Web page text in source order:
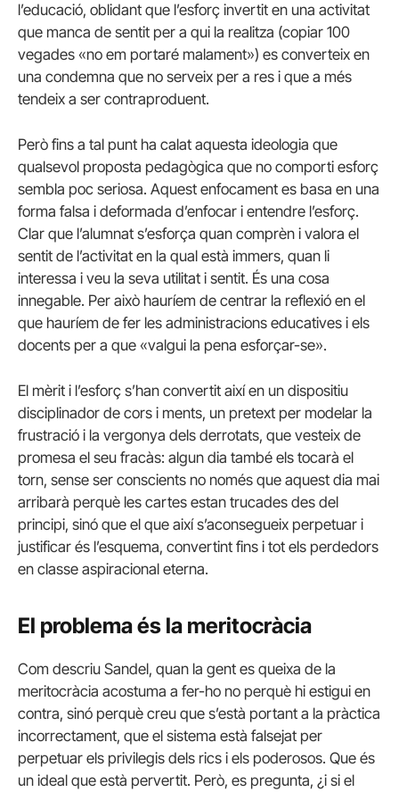
l’educació, oblidant que l’esforç invertit en una activitat
que manca de sentit per a qui la realitza (copiar 100
vegades «no em portaré malament») es converteix en
una condemna que no serveix per a res i que a més
tendeix a ser contraproduent.
Però fins a tal punt ha calat aquesta ideologia que
qualsevol proposta pedagògica que no comporti esforç
sembla poc seriosa. Aquest enfocament es basa en una
forma falsa i deformada d’enfocar i entendre l’esforç.
Clar que l’alumnat s’esforça quan comprèn i valora el
sentit de l’activitat en la qual està immers, quan li
interessa i veu la seva utilitat i sentit. És una cosa
innegable. Per això hauríem de centrar la reflexió en el
que hauríem de fer les administracions educatives i els
docents per a que «valgui la pena esforçar-se».
El mèrit i l’esforç s’han convertit així en un dispositiu
disciplinador de cors i ments, un pretext per modelar la
frustració i la vergonya dels derrotats, que vesteix de
promesa el seu fracàs: algun dia també els tocarà el
torn, sense ser conscients no només que aquest dia mai
arribarà perquè les cartes estan trucades des del
principi, sinó que el que així s’aconsegueix perpetuar i
justificar és l’esquema, convertint fins i tot els perdedors
en classe aspiracional eterna.
El problema és la meritocràcia
Com descriu Sandel, quan la gent es queixa de la
meritocràcia acostuma a fer-ho no perquè hi estigui en
contra, sinó perquè creu que s’està portant a la pràctica
incorrectament, que el sistema està falsejat per
perpetuar els privilegis dels rics i els poderosos. Que és
un ideal que està pervertit. Però, es pregunta, ¿i si el